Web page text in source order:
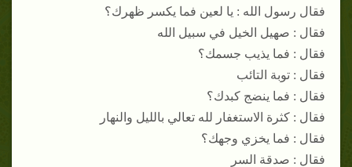
فقال رسول الله : يا لعين فما يكسر ظهرك؟
فقال : صهيل الخيل في سبيل الله
فقال : فما يذيب جسمك؟
فقال : توبة التائب
فقال : فما ينضج كبدك؟
فقال : كثرة الاستغفار لله تعالي بالليل والنهار
فقال : فما يخزي وجهك؟
فقال : صدقة السر